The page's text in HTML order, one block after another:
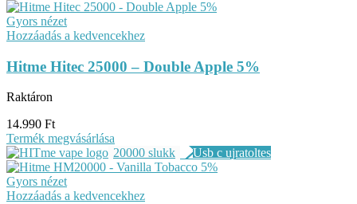
Gyors nézet
Hozzáadás a kedvencekhez
Hitme Hitec 25000 – Double Apple 5%
Raktáron
14.990 Ft
Termék megvásárlása
20000 slukk
Gyors nézet
Hozzáadás a kedvencekhez